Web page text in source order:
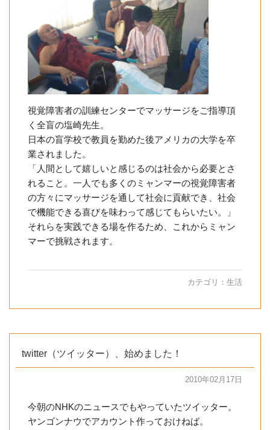
視覚障害者の訓練センターでマッサージをご指導頂
く全盲の塩崎先生。
日本の盲学校で教員を勤めた後アメリカの大学を卒
業されました。
「人間として嬉しいと感じるのは社会から必要とさ
れること。一人でも多くのミャンマーの視覚障害者
の方々にマッサージを通して社会に貢献でき、社会
で機能できる喜びを味わって感じてもらいたい。」
それらを実践できる場を作るため、これからミャン
マーで挑戦されます。
カテゴリ： 生活
twitter（ツイッター）、始めました！
2010年02月17日
今朝のNHKのニュースでもやっていたツイッター。
ヤンゴンナウでアカウント作っておけねば。